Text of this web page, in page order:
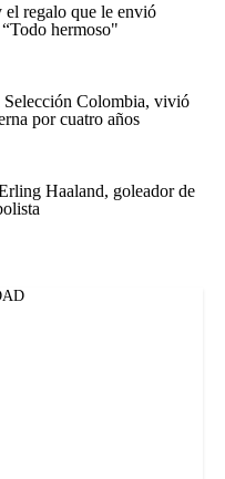
regalo que le envió
hermoso"
Selección Colombia, vivió
por cuatro años
Haaland, goleador de